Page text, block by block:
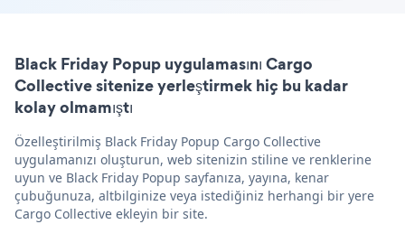
Black Friday Popup uygulamasını Cargo
Collective sitenize yerleştirmek hiç bu kadar
kolay olmamıştı
Özelleştirilmiş Black Friday Popup Cargo Collective
uygulamanızı oluşturun, web sitenizin stiline ve renklerine
uyun ve Black Friday Popup sayfanıza, yayına, kenar
çubuğunuza, altbilginize veya istediğiniz herhangi bir yere
Cargo Collective ekleyin bir site.